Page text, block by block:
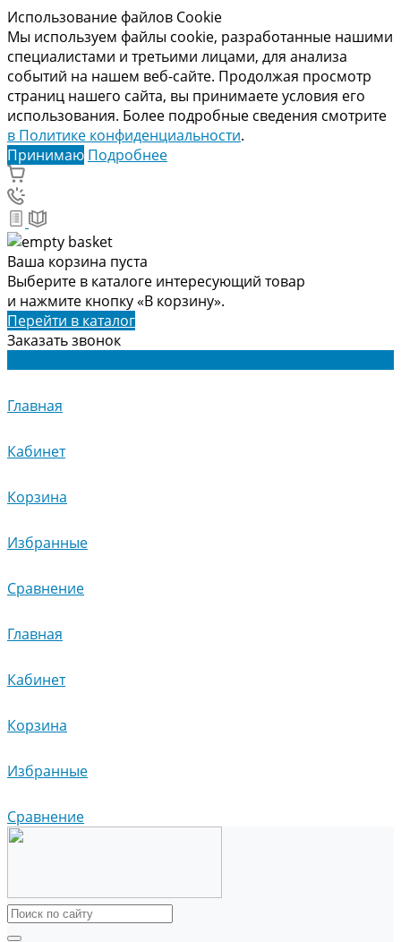
Использование файлов Cookie
Мы используем файлы cookie, разработанные нашими
специалистами и третьими лицами, для анализа
событий на нашем веб-сайте. Продолжая просмотр
страниц нашего сайта, вы принимаете условия его
использования. Более подробные сведения смотрите
в Политике конфиденциальности.
Принимаю Подробнее
Ваша корзина пуста
Выберите в каталоге интересующий товар
и нажмите кнопку «В корзину».
Перейти в каталог
Заказать звонок
Главная
Кабинет
Корзина
Избранные
Сравнение
Главная
Кабинет
Корзина
Избранные
Сравнение